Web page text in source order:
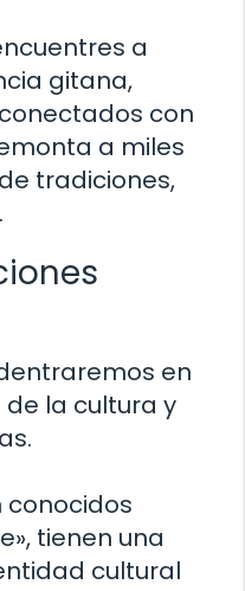
a
gitana,
con
a miles
tradiciones,
en
la cultura y
conocidos
tienen una
cultural